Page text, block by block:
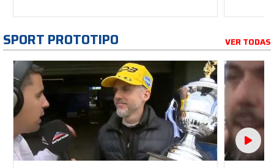
SPORT PROTOTIPO VER TODAS